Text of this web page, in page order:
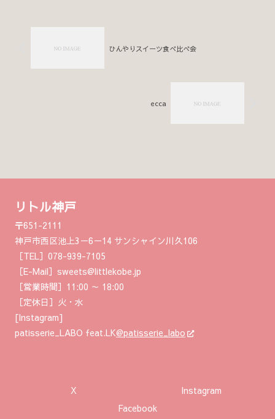
ひんやりスイーツ食べ比べ会
ecca
リトル神戸
〒651-2111
神戸市西区池上3－6－14 サンシャイン川久106
［TEL］078-939-7105
［E-Mail］sweets@littlekobe.jp
［営業時間］11:00 ～ 18:00
［定休日］火・水
[Instagram]
patisserie_LABO feat.LK@patisserie_labo
X
Instagram
Facebook